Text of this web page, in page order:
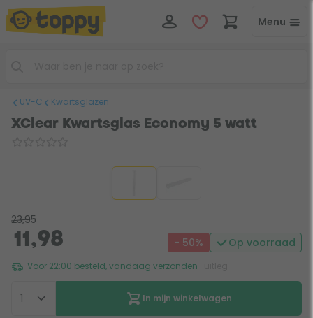
Menu
UV-C Kwartsglazen
XClear Kwartsglas Economy 5 watt
23,95
11,98 - 50% Op voorraad
Voor 22:00 besteld, vandaag verzonden
In mijn winkelwagen